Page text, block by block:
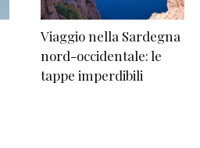
Viaggio nella Sardegna
nord-occidentale: le
tappe imperdibili